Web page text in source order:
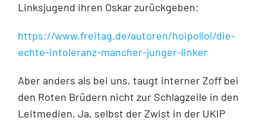
Linksjugend ihren Oskar zurückgeben:
https://www.freitag.de/autoren/hoipolloi/die-
echte-intoleranz-mancher-junger-linker
Aber anders als bei uns, taugt interner Zoff bei
den Roten Brüdern nicht zur Schlagzeile in den
Leitmedien. Ja, selbst der Zwist in der UKIP